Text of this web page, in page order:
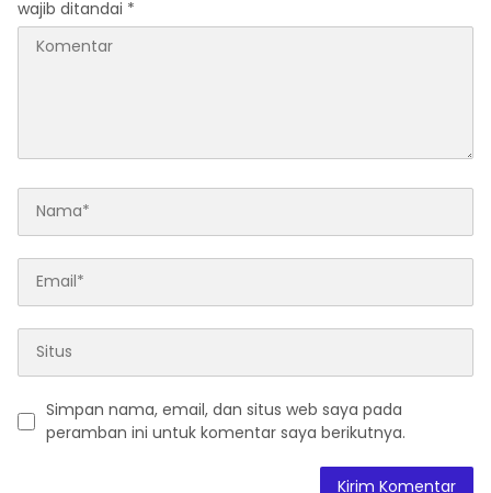
wajib ditandai *
Simpan nama, email, dan situs web saya pada
peramban ini untuk komentar saya berikutnya.